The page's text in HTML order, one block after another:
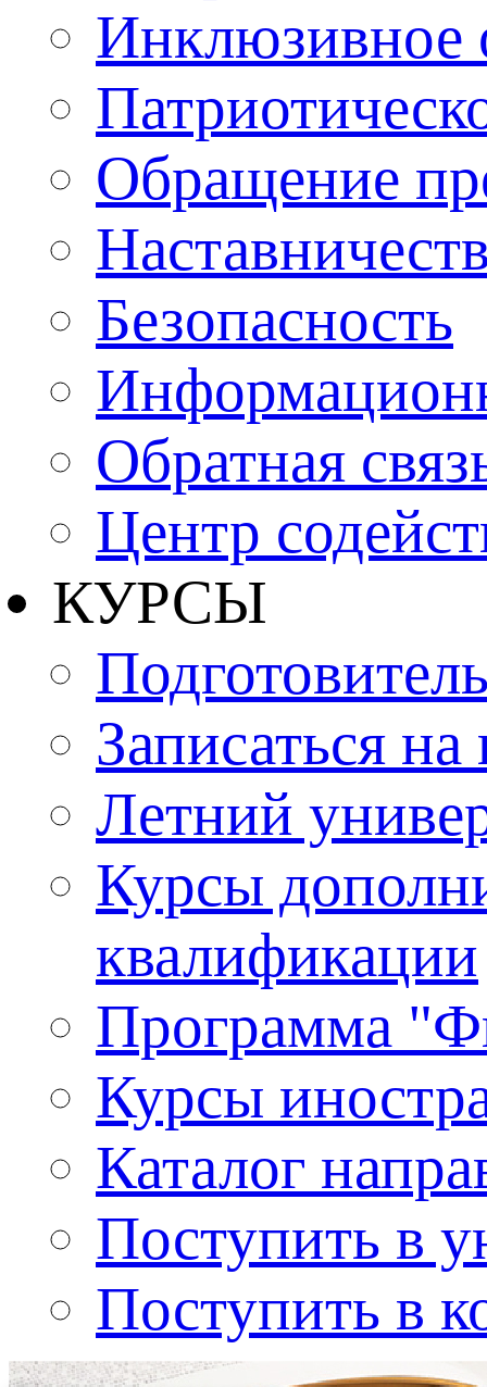
Инклюзивное
Обращение
Безопасность
Обратная
Центр
КУРСЫ
Записаться
Летний
Курсы
квалификации
Программа
Курсы
Каталог
Поступить в
Поступить в